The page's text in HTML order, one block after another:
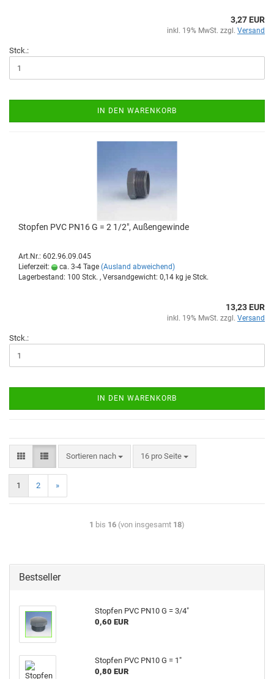
3,27 EUR
inkl. 19% MwSt. zzgl. Versand
Stck.:
IN DEN WARENKORB
Stop­fen PVC PN16 G = 2 1/2", Au­ßen­ge­win­de
Art.Nr.: 602.96.09.045
Lieferzeit:
ca. 3-4 Tage (Ausland abweichend)
Lagerbestand: 100 Stck. , Versandgewicht: 0,14 kg je Stck.
13,23 EUR
inkl. 19% MwSt. zzgl. Versand
Stck.:
IN DEN WARENKORB
Sortieren nach 16 pro Seite
1 2 »
1 bis 16 (von insgesamt 18)
Bestseller
Stop­fen PVC PN10 G = 3/4"
0,60 EUR
Stop­fen PVC PN10 G = 1"
0,80 EUR